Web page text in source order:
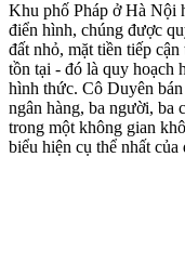
Khu phố Pháp ở Hà Nội
điển hình, chúng được
đất nhỏ, mặt tiền tiếp
tồn tại - đó là quy hoạch
hình thức. Cô Duyên
ngân hàng, ba người, ba
trong một không gian
biểu hiện cụ thể nhất